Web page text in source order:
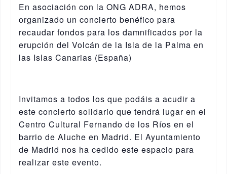
En asociación con la ONG ADRA, hemos
organizado un concierto benéfico para
recaudar fondos para los damnificados por la
erupción del Volcán de la Isla de la Palma en
las Islas Canarias (España)
Invitamos a todos los que podáis a acudir a
este concierto solidario que tendrá lugar en el
Centro Cultural Fernando de los Ríos en el
barrio de Aluche en Madrid. El Ayuntamiento
de Madrid nos ha cedido este espacio para
realizar este evento.